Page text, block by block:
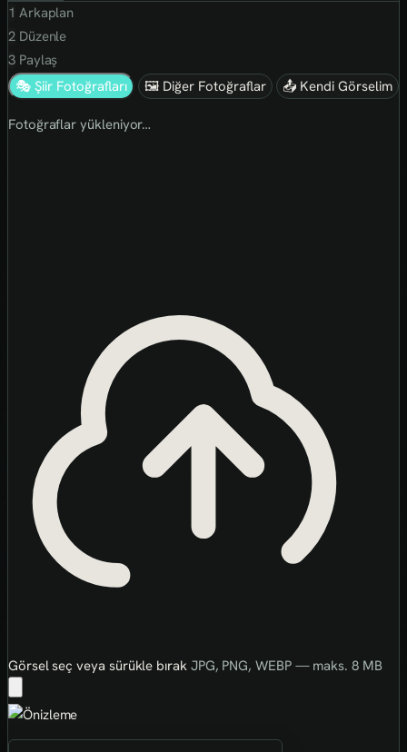
1 Arkaplan
2Düzenle
3Paylaş
🎭 Şiir Fotoğrafları
🖼 Diğer Fotoğraflar 📤 Kendi Görselim
Fotoğraflar yükleniyor…
Görsel seç veya sürükle bırak JPG, PNG, WEBP — maks. 8 MB